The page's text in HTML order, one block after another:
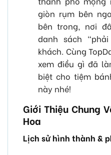
giòn rụm bên
bên trong, nơi
danh sách
khách. Cùng
xem điều gì đã
biệt cho tiệm
này nhé!
Giới Thiệu Chung
Hoa
Lịch sử hình thành &